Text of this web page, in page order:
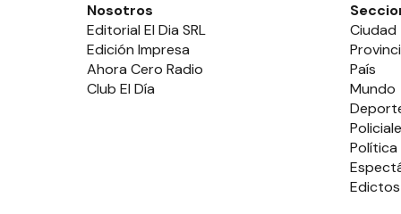
Nosotros
Editorial El Dia SRL
Edición Impresa
Ahora Cero Radio
Club El Día
Ciudad
País
Mundo
Política
Edictos